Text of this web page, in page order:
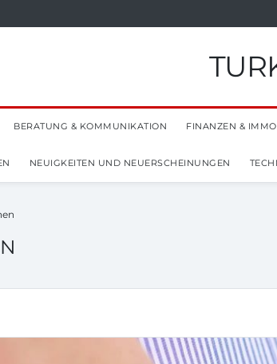
BERATUNG & KOMMUNIKATION FINANZEN &
NEUIGKEITEN UND NEUERSCHEINUNGEN